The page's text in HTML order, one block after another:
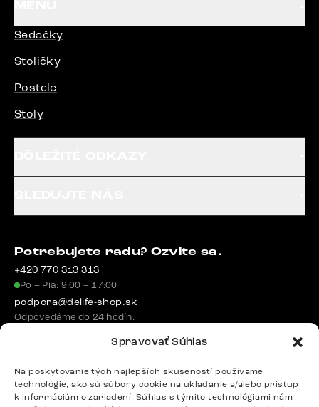
Spravovať Súhlas
Na poskytovanie tých najlepších skúseností používame
technológie, ako sú súbory cookie na ukladanie a/alebo prístup
k informáciám o zariadení. Súhlas s týmito technológiami nám
Sedačky
Stoličky
Postele
Stoly
Potrebujete radu? Ozvite sa.
+420 770 313 313
Po – Pia: 9:00 – 17:00
podpora@delife-shop.sk
Odpovedáme do 24 hodín.
Google recenzie
4,8